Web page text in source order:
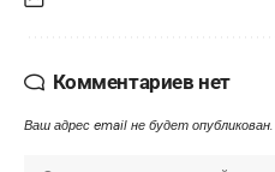
Комментариев нет
Ваш адрес email не будет опубликован.